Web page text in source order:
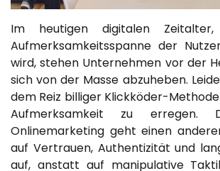
Im heutigen digitalen
Aufmerksamkeitsspanne der
wird, stehen Unternehmen vor der
sich von der Masse abzuheben.
dem Reiz billiger Klickköder-
Aufmerksamkeit zu erregen.
Onlinemarketing geht einen
auf Vertrauen, Authentizität und
auf, anstatt auf manipulative